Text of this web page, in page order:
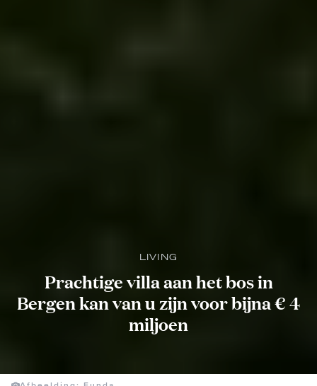
LIVING
Prachtige villa aan het bos in
Bergen kan van u zijn voor bijna € 4
miljoen